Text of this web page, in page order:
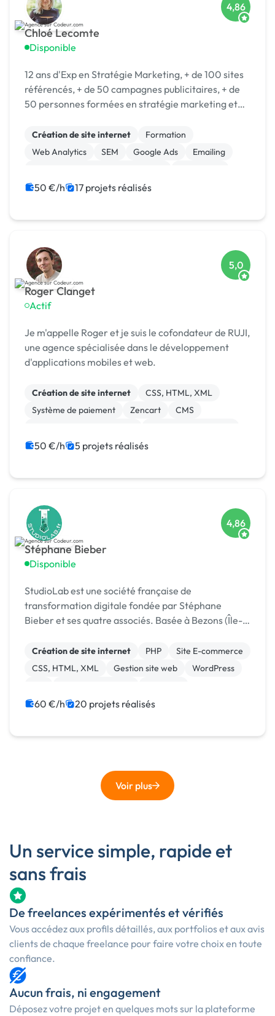
Chloé Lecomte
Disponible
4,86
12 ans d'Exp en Stratégie Marketing, + de 100 sites
référencés, + de 50 campagnes publicitaires, + de
50 personnes formées en stratégie marketing et
Création de site internet
Formation
Web Analytics
SEM Google Ads
Emailing
Machine Learning
Web design
50 €/h 17 projets réalisés
Roger Clanget
Actif
5,0
Je m'appelle Roger et je suis le cofondateur de RUJI,
une agence spécialisée dans le développement
d'applications mobiles et web.
Création de site internet
CSS, HTML, XML
Système de paiement
Zencart
CMS
Gestion site web
Landing page
50 €/h 5 projets réalisés
Stéphane Bieber
Disponible
4,86
StudioLab est une société française de
transformation digitale fondée par Stéphane
Bieber et ses quatre associés. Basée à Bezons (Île-
ans les entrepr
Création de site internet PHP
Site E-commerce
CSS, HTML, XML
Gestion site web
WordPress
WooCommerce
60 €/h 20 projets réalisés
Voir plus
Un service simple, rapide et
sans frais
De freelances expérimentés et vérifiés
Vous accédez aux profils détaillés, aux portfolios et aux avis
clients de chaque freelance pour faire votre choix en toute
confiance.
Aucun frais, ni engagement
Déposez votre projet en quelques mots sur la plateforme